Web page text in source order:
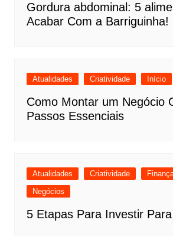
Gordura abdominal: 5
Acabar Com a Barriguinha!
Atualidades Criatividade Início
Como Montar um Negócio
Passos Essenciais
Atualidades Criatividade
Negócios
5 Etapas Para Investir